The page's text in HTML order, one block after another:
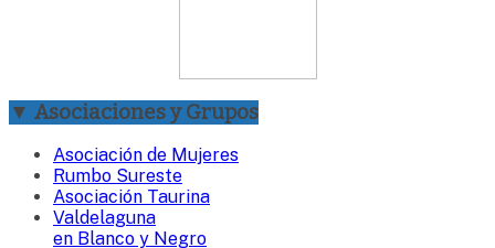
▼ Asociaciones y Grupos
Asociación de Mujeres
Rumbo Sureste
Asociación Taurina
Valdelaguna
en Blanco y Negro